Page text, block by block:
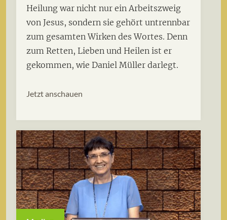
Heilung war nicht nur ein Arbeitszweig
von Jesus, sondern sie gehört untrennbar
zum gesamten Wirken des Wortes. Denn
zum Retten, Lieben und Heilen ist er
gekommen, wie Daniel Müller darlegt.
Jetzt anschauen